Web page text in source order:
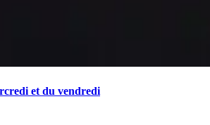
et du vendredi